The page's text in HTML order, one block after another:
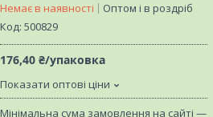
Немає в наявності
Оптом і в роздріб
Код: 500829
176,40 ₴/упаковка
Показати оптові ціни
Мінімальна сума замовлення на сайті —